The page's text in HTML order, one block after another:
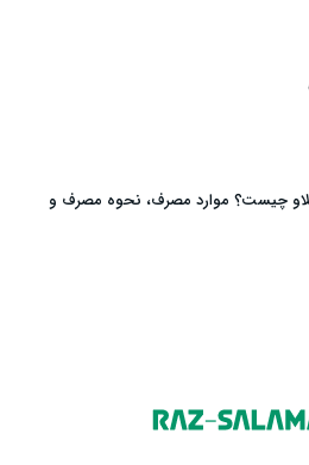
چیست؟ موارد مصرف، نحوه مصرف و